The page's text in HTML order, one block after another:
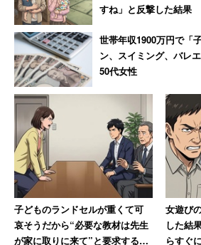
すね」と反撃した結果
世帯年収1900万円で「
ン、スイミング、バレ
50代女性
子どものランドセルが重くて可
哀そうだから“必要な教材は先生
が家に取りに来て”と要求する保
女遊び
した結
らすぐ